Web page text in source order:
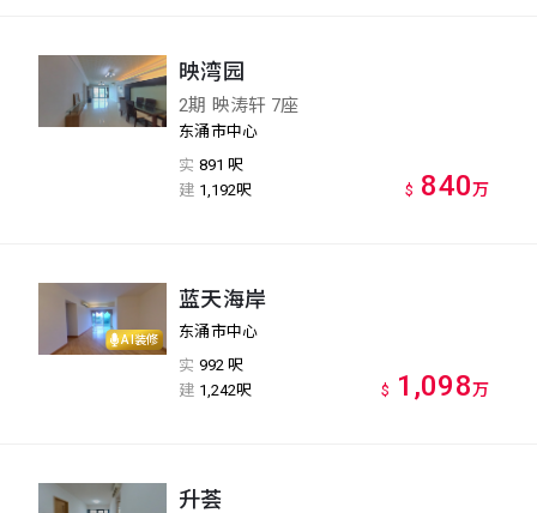
映湾园
2期 映涛轩 7座
东涌市中心
实 891 呎
建 1,192呎 $ 840万
AI装修
蓝天海岸
东涌市中心
实 992 呎
建 1,242呎 $ 1,098万
升荟